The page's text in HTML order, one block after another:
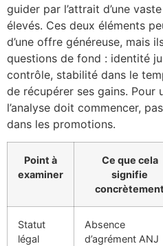
guider par l’attrait d’une
élevés. Ces deux éléments
d’une offre généreuse, mais
questions de fond : identité
contrôle, stabilité dans le
de récupérer ses gains. Pour
l’analyse doit commencer,
dans les promotions.
Point à
examiner
Ce que cela
signifie
concrètement
Statut
légal
Absence
d’agrément ANJ